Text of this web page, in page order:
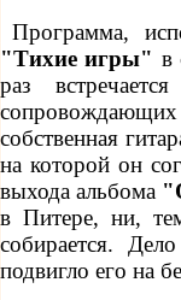
Программа,
"Тихие игры" в
раз
собственная
на которой он
выхода альбома
в Питере, ни,
собирается.
подвигло его на